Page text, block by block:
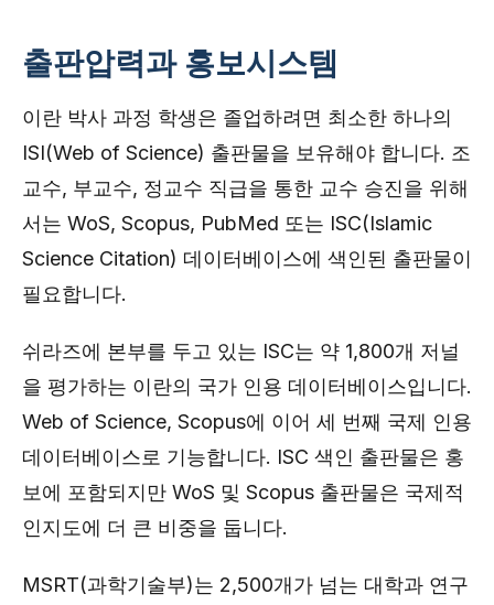
출판압력과 홍보시스템
이란 박사 과정 학생은 졸업하려면 최소한 하나의
ISI(Web of Science) 출판물을 보유해야 합니다. 조
교수, 부교수, 정교수 직급을 통한 교수 승진을 위해
서는 WoS, Scopus, PubMed 또는 ISC(Islamic
Science Citation) 데이터베이스에 색인된 출판물이
필요합니다.
쉬라즈에 본부를 두고 있는 ISC는 약 1,800개 저널
을 평가하는 이란의 국가 인용 데이터베이스입니다.
Web of Science, Scopus에 이어 세 번째 국제 인용
데이터베이스로 기능합니다. ISC 색인 출판물은 홍
보에 포함되지만 WoS 및 Scopus 출판물은 국제적
인지도에 더 큰 비중을 둡니다.
MSRT(과학기술부)는 2,500개가 넘는 대학과 연구